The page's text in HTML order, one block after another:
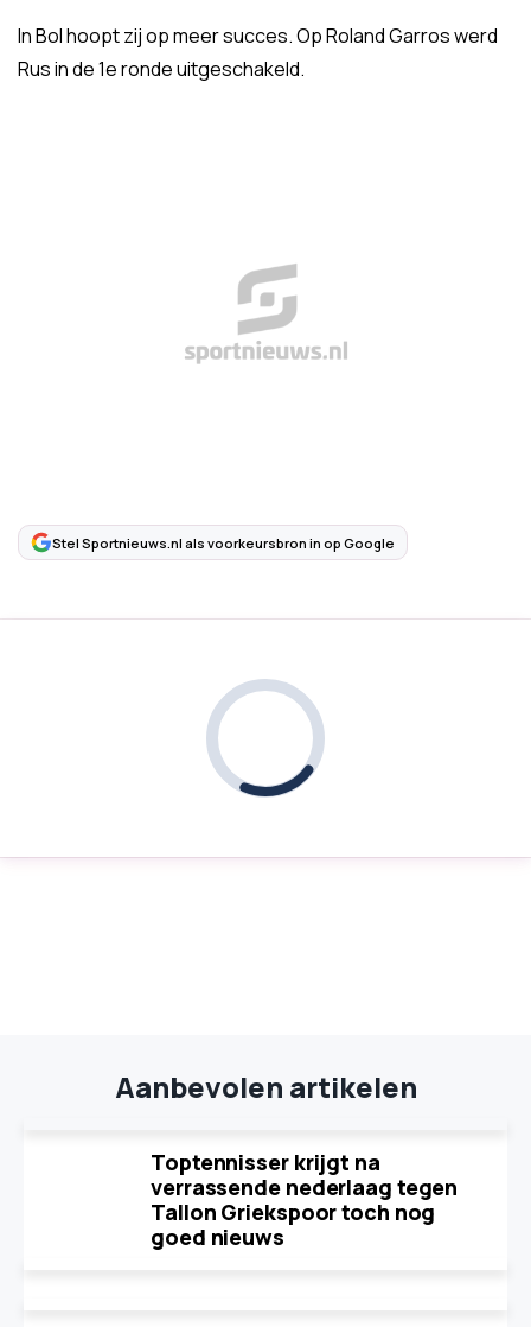
In Bol hoopt zij op meer succes. Op Roland Garros werd
Rus in de 1e ronde uitgeschakeld.
Stel Sportnieuws.nl als voorkeursbron in op Google
Aanbevolen artikelen
Toptennisser krijgt na
verrassende nederlaag tegen
Tallon Griekspoor toch nog
goed nieuws